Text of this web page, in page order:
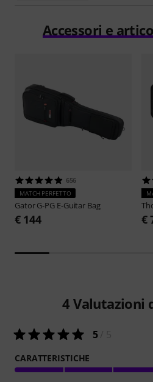
Accessori e
656
MATCH PERFETTO
GatorG-PG E-Guitar Bag
€ 144 €
4 Valutazioni
5/ 5
CARATTERISTICHE